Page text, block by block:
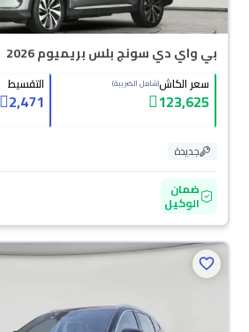
بي واي دي سونج بلس بريميوم 2026
سعر الكاش(شامل الضريبة)
123,625
التقسيط
2,471
جديدة
ضمان
الوكيل